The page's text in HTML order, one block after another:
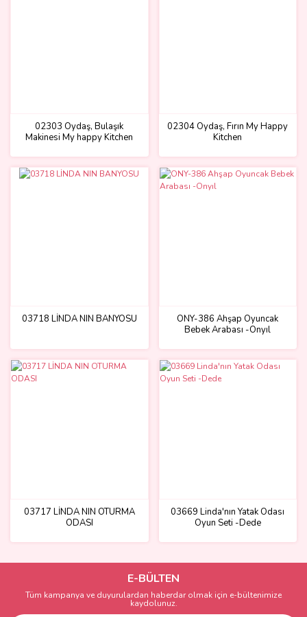
02303 Oydaş, Bulaşık
Makinesi My happy Kitchen
02304 Oydaş, Fırın My Happy
Kitchen
03718 LİNDA NIN BANYOSU
ONY-386 Ahşap Oyuncak
Bebek Arabası -Onyıl
03717 LİNDA NIN OTURMA
ODASI
03669 Linda'nın Yatak Odası
Oyun Seti -Dede
E-BÜLTEN
Tüm kampanya ve duyurulardan haberdar olmak için e-bültenimize
kaydolunuz.